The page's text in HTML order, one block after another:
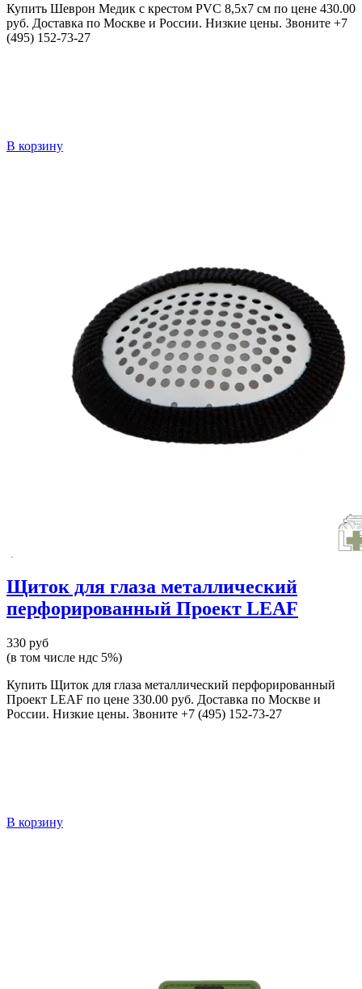
Купить Шеврон Медик с крестом PVC 8,5х7 см по цене 430.00
руб. Доставка по Москве и России. Низкие цены. Звоните +7
(495) 152-73-27
В корзину
Щиток для глаза металлический
перфорированный Проект LEAF
330 руб
(в том числе ндс 5%)
Купить Щиток для глаза металлический перфорированный
Проект LEAF по цене 330.00 руб. Доставка по Москве и
России. Низкие цены. Звоните +7 (495) 152-73-27
В корзину